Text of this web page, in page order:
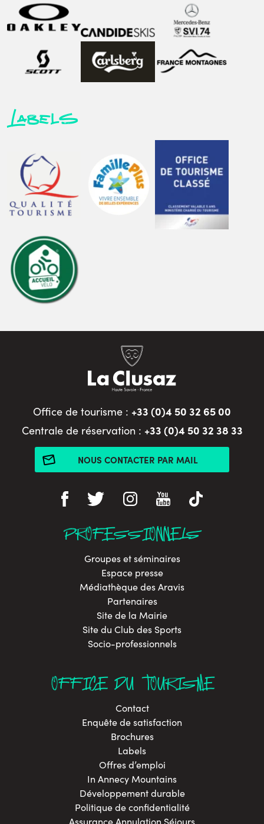
Labels
Office de tourisme : +33 (0)4 50 32 65 00
Centrale de réservation : +33 (0)4 50 32 38 33
NOUS CONTACTER PAR MAIL
PROFESSIONNELS
Groupes et séminaires
Espace presse
Médiathèque des Aravis
Partenaires
Site de la Mairie
Site du Club des Sports
Socio-professionnels
OFFICE DU TOURISME
Contact
Enquête de satisfaction
Brochures
Labels
Offres d’emploi
In Annecy Mountains
Développement durable
Politique de confidentialité
Assurance Annulation Séjours